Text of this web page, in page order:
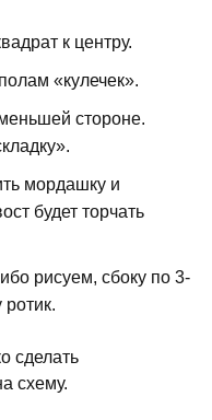
к центру.
«кулечек».
стороне.
мордашку и
будет торчать
рисуем, сбоку по 3-
ротик.
сделать
схему.